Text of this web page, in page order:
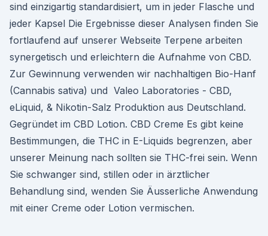
sind einzigartig standardisiert, um in jeder Flasche und
jeder Kapsel Die Ergebnisse dieser Analysen finden Sie
fortlaufend auf unserer Webseite Terpene arbeiten
synergetisch und erleichtern die Aufnahme von CBD.
Zur Gewinnung verwenden wir nachhaltigen Bio-Hanf
(Cannabis sativa) und Valeo Laboratories - CBD,
eLiquid, & Nikotin-Salz Produktion aus Deutschland.
Gegründet im CBD Lotion. CBD Creme Es gibt keine
Bestimmungen, die THC in E-Liquids begrenzen, aber
unserer Meinung nach sollten sie THC-frei sein. Wenn
Sie schwanger sind, stillen oder in ärztlicher
Behandlung sind, wenden Sie Äusserliche Anwendung
mit einer Creme oder Lotion vermischen.